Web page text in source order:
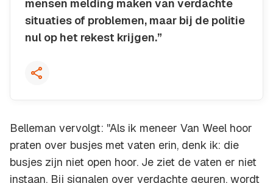
mensen melding maken van verdachte
situaties of problemen, maar bij de politie
nul op het rekest krijgen.”
Kopieer quote
Belleman vervolgt: ''Als ik meneer Van Weel hoor
praten over busjes met vaten erin, denk ik: die
busjes zijn niet open hoor. Je ziet de vaten er niet
instaan. Bij signalen over verdachte geuren, wordt